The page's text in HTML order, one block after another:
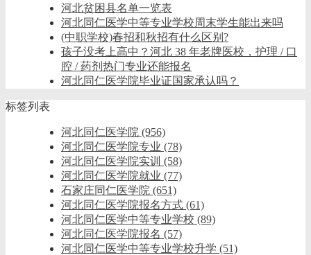
河北贫困县名单一览表
河北同仁医学中等专业学校周末学生能出来吗
(中职学校)春招和秋招有什么区别?
孩子没考上高中？河北 38 年老牌医校，护理 / 口
腔 / 药剂热门专业还能报名
河北同仁医学院毕业证国家承认吗？
标签列表
河北同仁医学院 (956)
河北同仁医学院专业 (78)
河北同仁医学院实训 (58)
河北同仁医学院就业 (77)
石家庄同仁医学院 (651)
河北同仁医学院报名方式 (61)
河北同仁医学中等专业学校 (89)
河北同仁医学院报名 (57)
河北同仁医学中等专业学校升学 (51)